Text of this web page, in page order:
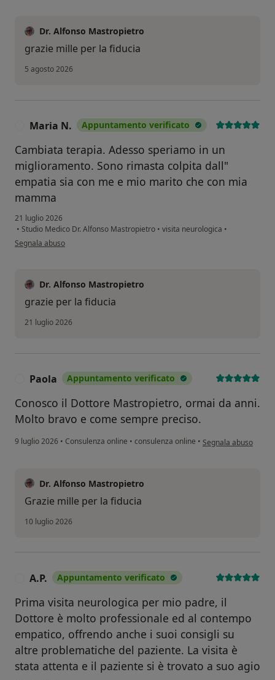
Dr. Alfonso Mastropietro
grazie mille per la fiducia
5 agosto 2026
Maria N. Appuntamento verificato
Cambiata terapia. Adesso speriamo in un
miglioramento. Sono rimasta colpita dall"
empatia sia con me e mio marito che con mia
mamma
21 luglio 2026
• Studio Medico Dr. Alfonso Mastropietro • visita neurologica •
secondo l'opinione dell'utente Maria N.
Segnala abuso
Dr. Alfonso Mastropietro
grazie per la fiducia
21 luglio 2026
Paola Appuntamento verificato
Conosco il Dottore Mastropietro, ormai da anni.
Molto bravo e come sempre preciso.
9 luglio 2026 • Consulenza online • consulenza online • secondo l'opinione
Segnala abuso
Dr. Alfonso Mastropietro
Grazie mille per la fiducia
10 luglio 2026
A.P. Appuntamento verificato
Prima visita neurologica per mio padre, il
Dottore è molto professionale ed al contempo
empatico, offrendo anche i suoi consigli su
altre problematiche del paziente. La visita è
stata attenta e il paziente si è trovato a suo agio